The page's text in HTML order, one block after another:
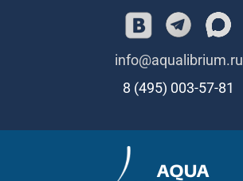
info@aqualibrium.ru
8 (495) 003-57-81